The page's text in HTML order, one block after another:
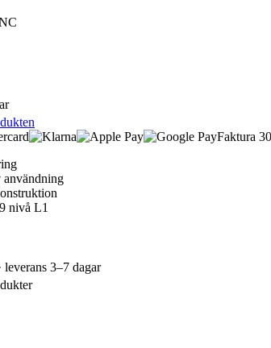
Faktura
nivå L1
3–7 dagar